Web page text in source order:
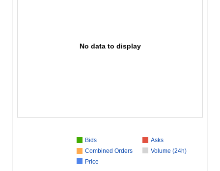
No data to display
Bids
Asks
Combined Orders
Volume (24h)
Price